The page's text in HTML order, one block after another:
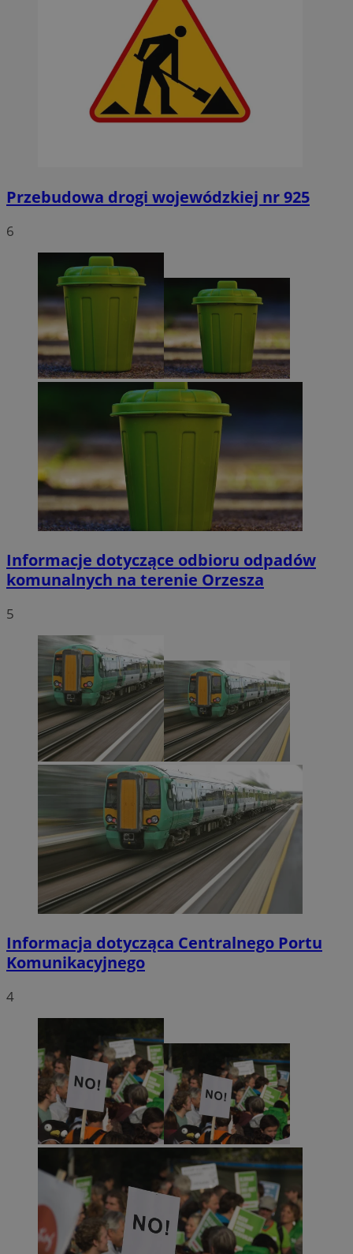
Przebudowa drogi wojewódzkiej nr 925
6
Informacje dotyczące odbioru odpadów
komunalnych na terenie Orzesza
5
Informacja dotycząca Centralnego Portu
Komunikacyjnego
4